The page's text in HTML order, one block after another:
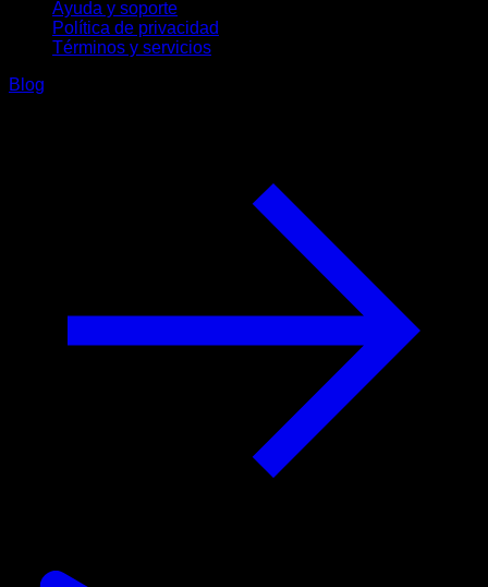
Ayuda y soporte
Política de privacidad
Términos y servicios
Blog